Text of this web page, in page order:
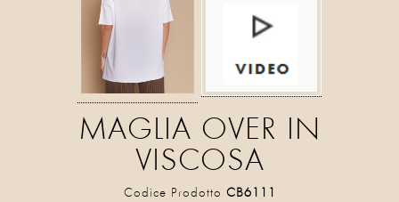
MAGLIA OVER IN
VISCOSA
Codice Prodotto CB6111